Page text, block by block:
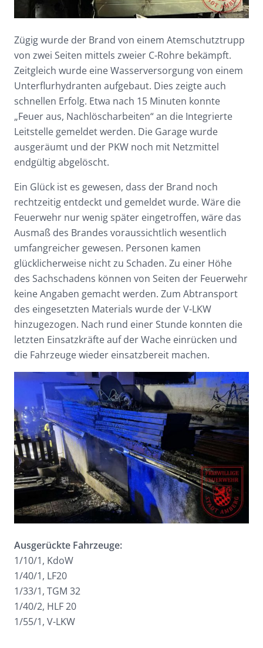
Zügig wurde der Brand von einem Atemschutztrupp
von zwei Seiten mittels zweier C-Rohre bekämpft.
Zeitgleich wurde eine Wasserversorgung von einem
Unterflurhydranten aufgebaut. Dies zeigte auch
schnellen Erfolg. Etwa nach 15 Minuten konnte
„Feuer aus, Nachlöscharbeiten“ an die Integrierte
Leitstelle gemeldet werden. Die Garage wurde
ausgeräumt und der PKW noch mit Netzmittel
endgültig abgelöscht.
Ein Glück ist es gewesen, dass der Brand noch
rechtzeitig entdeckt und gemeldet wurde. Wäre die
Feuerwehr nur wenig später eingetroffen, wäre das
Ausmaß des Brandes voraussichtlich wesentlich
umfangreicher gewesen. Personen kamen
glücklicherweise nicht zu Schaden. Zu einer Höhe
des Sachschadens können von Seiten der Feuerwehr
keine Angaben gemacht werden. Zum Abtransport
des eingesetzten Materials wurde der V-LKW
hinzugezogen. Nach rund einer Stunde konnten die
letzten Einsatzkräfte auf der Wache einrücken und
die Fahrzeuge wieder einsatzbereit machen.
Ausgerückte Fahrzeuge:
1/10/1, KdoW
1/40/1, LF20
1/33/1, TGM 32
1/40/2, HLF 20
1/55/1, V-LKW